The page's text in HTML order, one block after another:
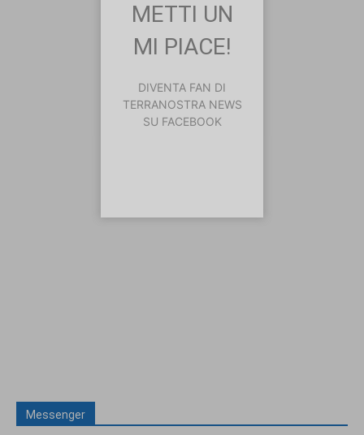
Messenger
METTI UN
MI PIACE!
DIVENTA FAN DI
TERRANOSTRA NEWS
SU FACEBOOK